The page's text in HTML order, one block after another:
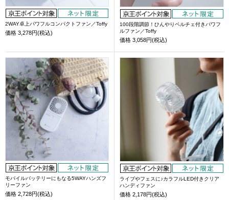
2WAY卓上パワフルコンパクトファン／Toffy
価格 3,278円(税込)
100段階調節！ひんやりペルチェ付きパワフ
ルファン／Toffy
価格 3,058円(税込)
モバイルバッテリーにもなる5WAYハンズフ
リーファン
価格 2,728円(税込)
ライブやフェスに♪カラフルLED付きクリア
ハンディファン
価格 2,178円(税込)